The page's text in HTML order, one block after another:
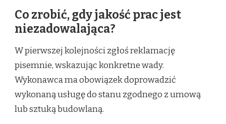
Co zrobić, gdy jakość prac jest
niezadowalająca?
W pierwszej kolejności zgłoś reklamację
pisemnie, wskazując konkretne wady.
Wykonawca ma obowiązek doprowadzić
wykonaną usługę do stanu zgodnego z umową
lub sztuką budowlaną.